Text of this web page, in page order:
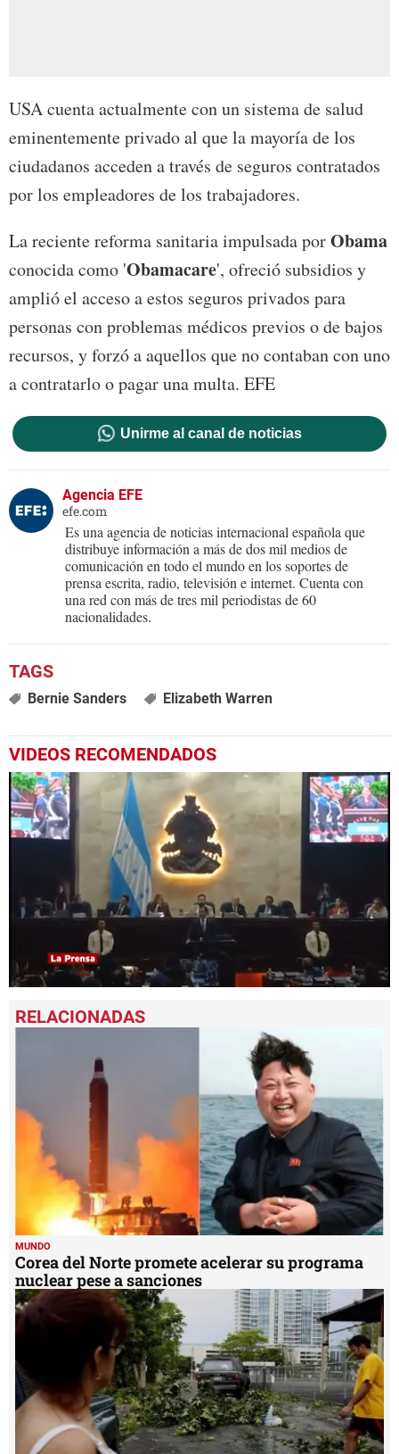
USA cuenta actualmente con un sistema de salud
eminentemente privado al que la mayoría de los
ciudadanos acceden a través de seguros contratados
por los empleadores de los trabajadores.
La reciente reforma sanitaria impulsada porObama
conocida como 'Obamacare', ofreció subsidios y
amplió el acceso a estos seguros privados para
personas con problemas médicos previos o de bajos
recursos, y forzó a aquellos que no contaban con uno
a contratarlo o pagar una multa. EFE
Unirme al canal de noticias
Agencia EFE
efe.com
Es una agencia de noticias internacional española que
distribuye información a más de dos mil medios de
comunicación en todo el mundo en los soportes de
prensa escrita, radio, televisión e internet. Cuenta con
una red con más de tres mil periodistas de 60
nacionalidades.
Bernie Sanders Elizabeth Warren
VIDEOS RECOMENDADOS
seconds
of
MUNDO
Corea del Norte promete acelerar su programa
nuclear pese a sanciones